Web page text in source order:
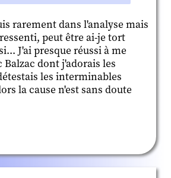
rarement dans l'analyse mais
peut être ai-je tort
J'ai presque réussi à me
dont j'adorais les
les interminables
la cause n'est sans doute